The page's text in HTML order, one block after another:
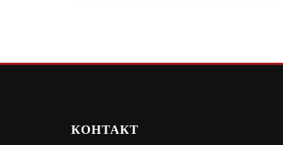
КОНТАКТ